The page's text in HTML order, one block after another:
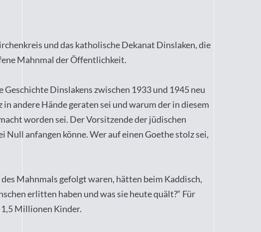
und das katholische Dekanat Dinslaken, die
Mahnmal der Öffentlichkeit.
Dinslakens zwischen 1933 und 1945 neu
andere Hände geraten sei und warum der in diesem
worden sei. Der Vorsitzende der jüdischen
anfangen könne. Wer auf einen Goethe stolz sei,
Mahnmals gefolgt waren, hätten beim Kaddisch,
erlitten haben und was sie heute quält?“ Für
Millionen Kinder.